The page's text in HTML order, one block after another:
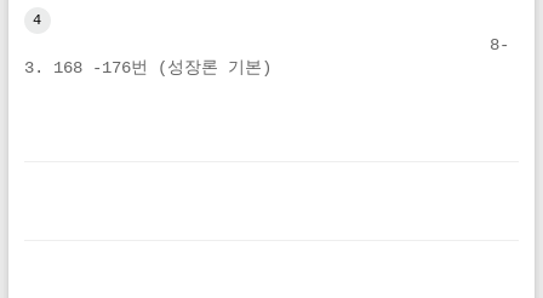
4
8-
3. 168 -176번 (성장론 기본)